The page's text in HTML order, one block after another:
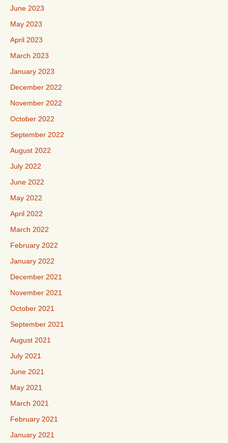
June 2023
May 2023
April 2023
March 2023
January 2023
December 2022
November 2022
October 2022
September 2022
August 2022
July 2022
June 2022
May 2022
April 2022
March 2022
February 2022
January 2022
December 2021
November 2021
October 2021
September 2021
August 2021
July 2021
June 2021
May 2021
March 2021
February 2021
January 2021